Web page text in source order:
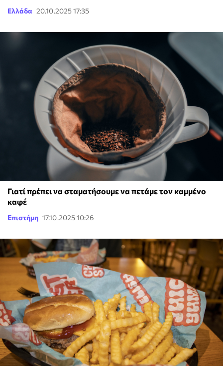
Ελλάδα 20.10.2025 17:35
Γιατί πρέπει να σταματήσουμε να πετάμε τον καμμένο
καφέ
Επιστήμη 17.10.2025 10:26